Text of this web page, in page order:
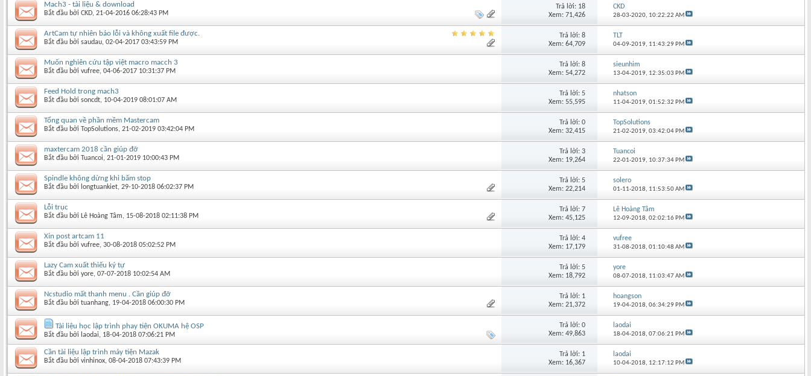
Mach3 - tài liệu & download
Bắt đầu bởi CKD‎, 21-04-2016 06:28:43 PM
Trả lời: 18
Xem: 71,426
CKD
28-03-2020, 10:22:22 AM
ArtCam tự nhiên báo lỗi và không xuất file được.
Bắt đầu bởi saudau‎, 02-04-2017 03:43:59 PM
Trả lời: 8
Xem: 64,709
TLT
04-09-2019, 11:43:29 PM
Muốn nghiên cứu tập việt macro macch 3
Bắt đầu bởi vufree‎, 04-06-2017 10:31:37 PM
Trả lời: 8
Xem: 54,272
sieunhim
13-04-2019, 12:35:03 PM
Feed Hold trong mach3
Bắt đầu bởi soncdt‎, 10-04-2019 08:01:07 AM
Trả lời: 5
Xem: 55,595
nhatson
11-04-2019,01:52:32 PM
Tổng quan về phần mềm Mastercam
Bắt đầu bởi TopSolutions‎, 21-02-2019 03:42:04 PM
Trả lời: 0
Xem: 32,415
TopSolutions
21-02-2019,03:42:04 PM
maxtercam 2018 cần giúp đỡ
Bắt đầu bởi Tuancoi‎, 21-01-2019 10:00:43 PM
Trả lời: 3
Xem: 19,264
Tuancoi
22-01-2019, 10:37:34 PM
Spindle không dừng khi bấm stop
Bắt đầu bởi longtuankiet‎, 29-10-2018 06:02:37 PM
Trả lời: 5
Xem: 22,214
solero
01-11-2018, 11:53:50 AM
Lỗi trục
Bắt đầu bởi Lê Hoàng Tâm‎, 15-08-2018 02:11:38 PM
Trả lời: 7
Xem: 45,125
Lê Hoàng Tâm
12-09-2018,02:02:16 PM
Xin post artcam 11
Bắt đầu bởi vufree‎, 30-08-2018 05:02:52 PM
Trả lời: 4
Xem: 17,179
vufree
31-08-2018,01:10:48 AM
Lazy Cam xuất thiếu ký tự
Bắt đầu bởi yore‎, 07-07-2018 10:02:54 AM
Trả lời: 5
Xem: 18,792
yore
08-07-2018, 11:03:47 AM
Ncstudio mất thanh menu . Cần giúp đỡ
Bắt đầu bởi tuanhang‎, 19-04-2018 06:00:30 PM
Trả lời: 1
Xem: 21,372
hoangson
19-04-2018,06:34:29 PM
Tài liệu học lập trình phay tiện OKUMA hệ OSP
Bắt đầu bởi laodai‎, 18-04-2018 07:06:21 PM
Trả lời: 0
Xem: 49,863
laodai
18-04-2018,07:06:21 PM
Cần tài liệu lập trình máy tiện Mazak
Bắt đầu bởi vinhinox‎, 08-04-2018 07:43:39 PM
Trả lời: 1
Xem: 16,367
laodai
10-04-2018, 12:17:12 PM